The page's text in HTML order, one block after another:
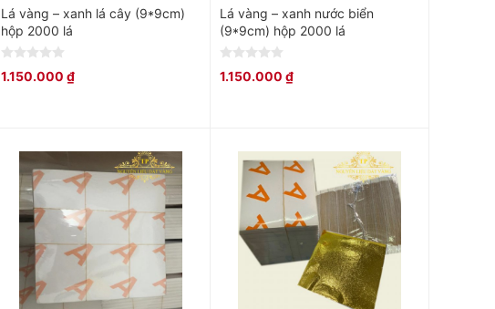
Lá vàng – xanh lá cây (9*9cm)
hộp 2000 lá
0
out
1.150.000₫
Lá vàng – xanh nước biển
(9*9cm) hộp 2000 lá
0
out
1.150.000 ₫